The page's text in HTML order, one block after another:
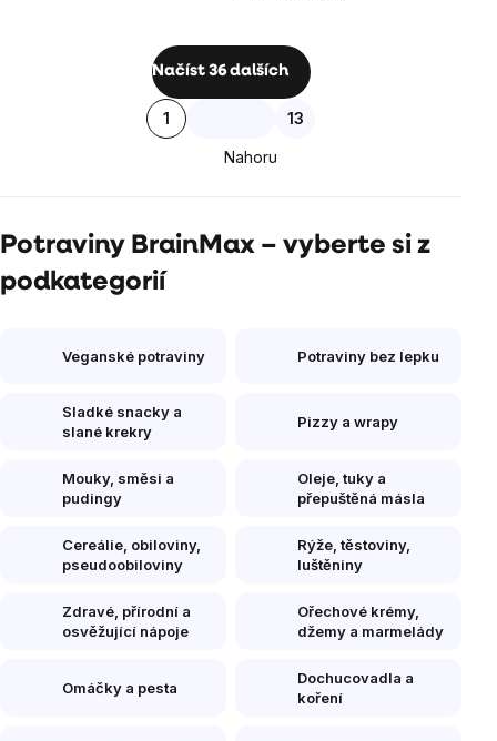
Ovládací
výpisu
Načíst 36 dalších
Stránkování
1 13
Nahoru
Potraviny BrainMax – vyberte si z
podkategorií
Veganské potraviny Potraviny bez lepku
Sladké snacky a
slané krekry
Pizzy a wrapy
Mouky, směsi a
pudingy
Oleje, tuky a
přepuštěná másla
Cereálie, obiloviny,
pseudoobiloviny
Rýže, těstoviny,
luštěniny
Zdravé, přírodní a
osvěžující nápoje
Ořechové krémy,
džemy a marmelády
Omáčky a pesta
Dochucovadla a
koření